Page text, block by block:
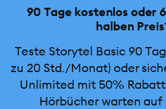
90 Tage kostenlos oder
halben
Teste Storytel Basic 90
zu 20 Std./Monat) oder
Unlimited mit 50%
Hörbücher warten auf